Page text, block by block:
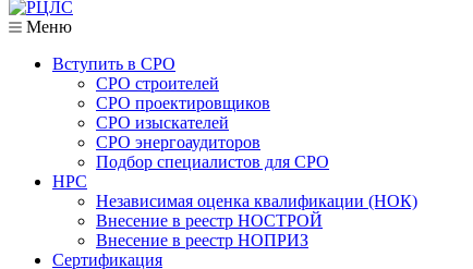
Меню
Вступить в СРО
СРО строителей
СРО проектировщиков
СРО изыскателей
СРО энергоаудиторов
Подбор специалистов для СРО
НРС
Независимая оценка квалификации (НОК)
Внесение в реестр НОСТРОЙ
Внесение в реестр НОПРИЗ
Сертификация